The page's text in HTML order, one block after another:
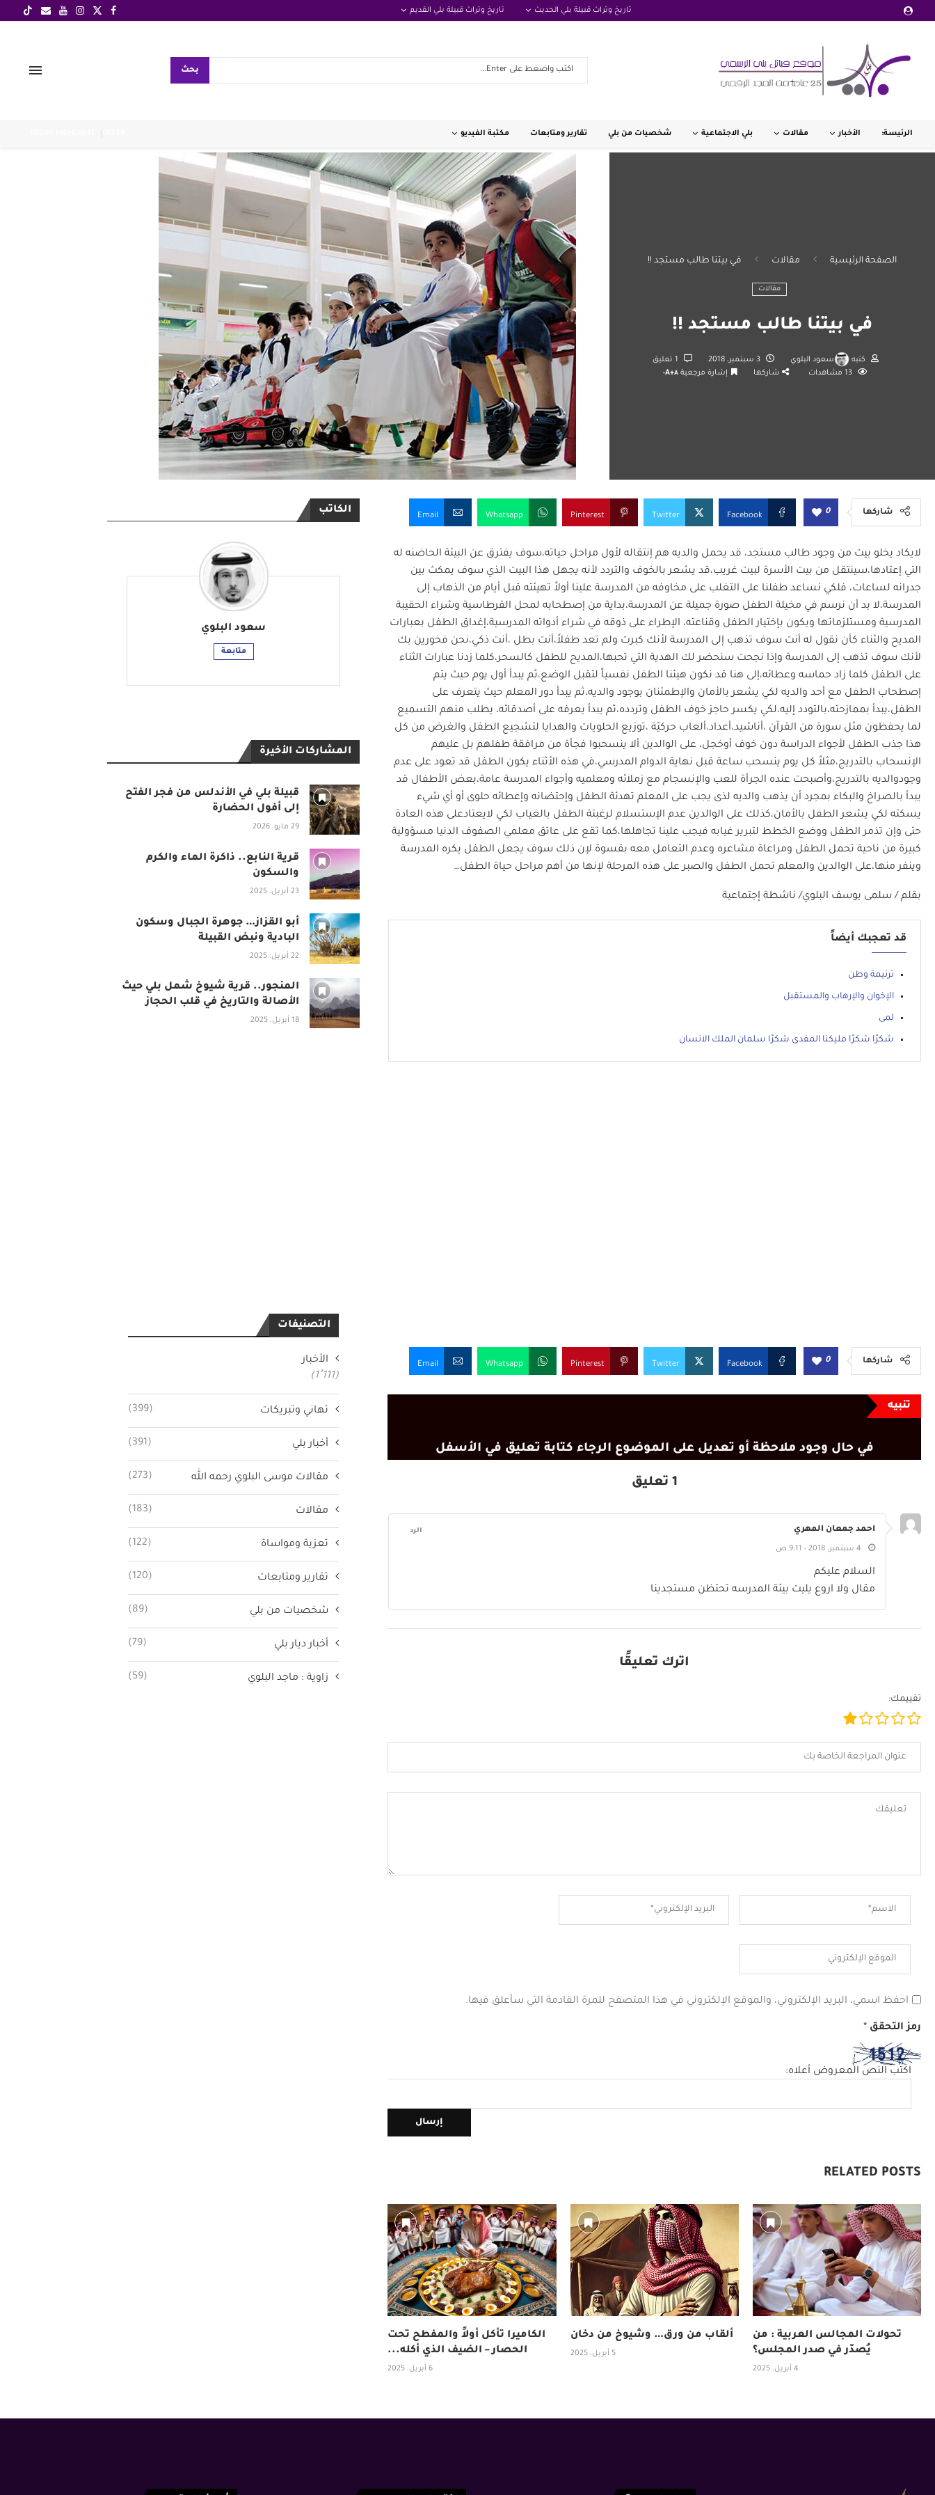
تاريخ وتراث قبيلة بلي الحديث تاريخ وتراث قبيلة بلي القديم
بحث
الرئيسة: الأخبار مقالات بلي الاجتماعية شخصيات من بلي تقارير ومتابعات مكتبة الفيديو
الصفحة الرئيسية مقالات في بيتنا طالب مستجد !!
مقالات
في بيتنا طالب مستجد !!
كتبه سعود البلوي 3 سبتمبر، 2018
13 مشاهدات شاركها إشارة مرجعية A+A-
شاركها 0
Facebook
Twitter
Pinterest
Whatsapp
Email
لايكاد يخلو بيت من وجود طالب مستجد، قد يحمل والديه هم إنتقاله لأول مراحل حياته،سوف يفترق عن البيئة الحاضنه له
التي إعتادها،سينتقل من بيت الأسرة لبيت غريب،قد يشعر بالخوف والتردد لأنه يجهل هذا البيت الذي سوف يمكث بين
جدرانه لساعات، فلكي نساعد طفلنا على التغلب على مخاوفه من المدرسة علينا أولاً تهيئته قبل أيام من الذهاب إلى
المدرسة،لا بد أن نرسم في مخيلة الطفل صورة جميلة عن المدرسة،بداية من إصطحابه لمحل القرطاسية وشراء الحقيبة
المدرسية ومستلزماتها ويكون بإختيار الطفل وقناعته، الإطراء على ذوقه في شراء أدواته المدرسية،إغداق الطفل بعبارات
المديح والثناء كأن نقول له أنت سوف تذهب إلى المدرسة لأنك كبرت ولم تعد طفلاً،أنت بطل ،أنت ذكي،نحن فخورين بك
لأنك سوف تذهب إلى المدرسة وإذا نجحت سنحضر لك الهدية التي تحبها،المديح للطفل كالسحر،كلما زدنا عبارات الثناء
على الطفل كلما زاد حماسه وعطائه،إلى هنا قد نكون هيئنا الطفل نفسياً لتقبل الوضع،ثم يبدأ أول يوم حيث يتم
إصطحاب الطفل مع أحد والديه لكي يشعر بالأمان والإطمئنان بوجود والديه،ثم يبدأ دور المعلم حيث يتعرف على
الطفل،يبدأ بممازحته،بالتودد إليه،لكي يكسر حاجز خوف الطفل وتردده،ثم يبدأ يعرفه على أصدقائه، يطلب منهم التسميع
لما يحفظون مثل سورة من القرآن ،أناشيد،أعداد،ألعاب حركيّة ،توزيع الحلويات والهدايا لتشجيع الطفل والغرض من كل
هذا جذب الطفل لأجواء الدراسة دون خوف أوخجل، على الوالدين ألا ينسحبوا فجأة من مرافقة طفلهم بل عليهم
الإنسحاب بالتدريج،مثلاً كل يوم ينسحب ساعة قبل نهاية الدوام المدرسي،في هذه الأثناء يكون الطفل قد تعود على عدم
وجودوالديه بالتدريج،وأصبحت عنده الجرأة للعب والإنسجام مع زملائه ومعلميه وأجواء المدرسة عامة،بعض الأطفال قد
يبدأ بالصراخ والبكاء بمجرد أن يذهب والديه لذى يجب على المعلم تهدئة الطفل وإحتضانه وإعطائه حلوى أو أي شيء
يسكته لكي يشعر الطفل بالأمان،كذلك على الوالدين عدم الإستسلام لرغبتة الطفل بالغياب لكي لايعتادعلى هذه العادة
حتى وإن تذمر الطفل ووضع الخطط لتبرير غيابه فيجب علينا تجاهلها،كما تقع على عاتق معلمي الصفوف الدنيا مسؤولية
كبيرة من ناحية تحمل الطفل ومراعاة مشاعره وعدم التعامل معه بقسوة لإن ذلك سوف يجعل الطفل يكره المدرسة
وينفر منها،على الوالدين والمعلم تحمل الطفل والصبر على هذه المرحلة لإنها من أهم مراحل حياة الطفل…
بقلم / سلمى يوسف البلوي/ ناشطة إجتماعية
قد تعجبك أيضاً
ترنيمة وطن
الإخوان والإرهاب والمستقبل
لمى
شكرًا شكرًا مليكنا المفدى شكرًا سلمان الملك الانسان
شاركها 0
Facebook
Twitter
Pinterest
Whatsapp
Email
تنبيه
في حال وجود ملاحظة أو تعديل على الموضوع الرجاء كتابة تعليق في الأسفل
1 تعليق
احمد جمعان المهري
4 سبتمبر، 2018 - 9:11 ص
السلام عليكم
مقال ولا اروع يليت بيئة المدرسه تحتظن مستجدينا
الرد
اترك تعليقًا
تقييمك:
احفظ اسمي، البريد الإلكتروني، والموقع الإلكتروني في هذا المتصفح للمرة القادمة التي سأعلق فيها.
رمز التحقق *
اكتب النص المعروض أعلاه:
RELATED POSTS
الكاميرا تأكل أولاً والمفطح تحت
الحصار – الضيف الذي أكله...
6 أبريل، 2025
ألقاب من ورق… وشيوخ من دخان
5 أبريل، 2025
تحولات المجالس العربية : من
يُصدّر في صدر المجلس؟
4 أبريل، 2025
الكاتب
سعود البلوي
متابعة
المشاركات الأخيرة
قبيلة بلي في الأندلس من فجر الفتح
إلى أفول الحضارة
29 مايو، 2026
قرية النابع.. ذاكرة الماء والكرم
والسكون
23 أبريل، 2025
أبو القزاز… جوهرة الجبال وسكون
البادية ونبض القبيلة
22 أبريل، 2025
المنجور.. قرية شيوخ شمل بلي حيث
الأصالة والتاريخ في قلب الحجاز
18 أبريل، 2025
التصنيفات
الأخبار
(1٬111)
تهاني وتبريكات (399)
أخبار بلي (391)
مقالات موسى البلوي رحمه الله (273)
مقالات (183)
تعزية ومواساة (122)
تقارير ومتابعات (120)
شخصيات من بلي (89)
أخبار ديار بلي (79)
زاوية : ماجد البلوي (59)